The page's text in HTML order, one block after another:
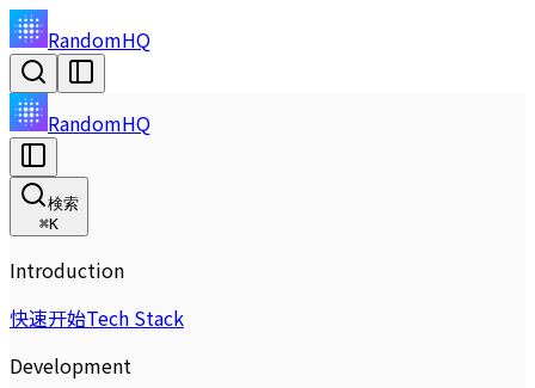
RandomHQ
RandomHQ
検索
⌘K
Introduction
快速开始Tech Stack
Development